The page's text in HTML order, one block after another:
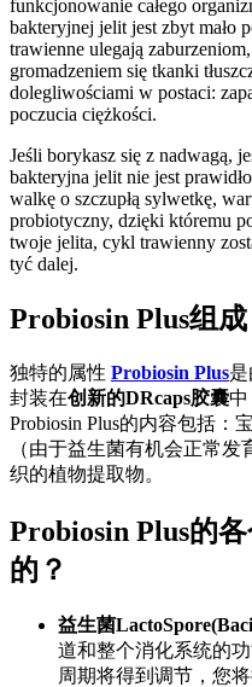
funkcjonowanie całego
bakteryjnej jelit jest zbyt mało
trawienne ulegają
gromadzeniem się tkanki
dolegliwościami w postaci:
poczucia ciężkości.
Jeśli borykasz się z nadwagą,
bakteryjna jelit nie jest
walkę o szczupłą sylwetkę,
probiotyczny, dzięki któremu
twoje jelita, cykl trawienny
tyć dalej.
Probiosin Plus组成
独特的属性 Probiosin Plus
封装在创新的DRcaps胶囊中
Probiosin Plus的内容包括：
（由于益生菌有机会正常
织的植物提取物。
Probiosin Plus的
的？
益生菌
道和整个消化系统的
周期将得到调节，您